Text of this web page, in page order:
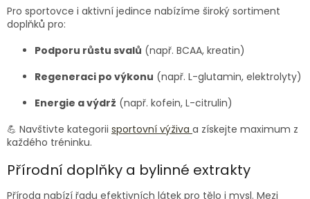
Pro sportovce i aktivní jedince nabízíme široký sortiment
doplňků pro:
Podporu růstu svalů (např. BCAA, kreatin)
Regeneraci po výkonu (např. L-glutamin, elektrolyty)
Energie a výdrž (např. kofein, L-citrulin)
💪 Navštivte kategorii sportovní výživa a získejte maximum z
každého tréninku.
Přírodní doplňky a bylinné extrakty
Příroda nabízí řadu efektivních látek pro tělo i mysl. Mezi